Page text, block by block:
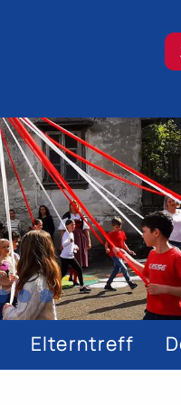
Elterntreff